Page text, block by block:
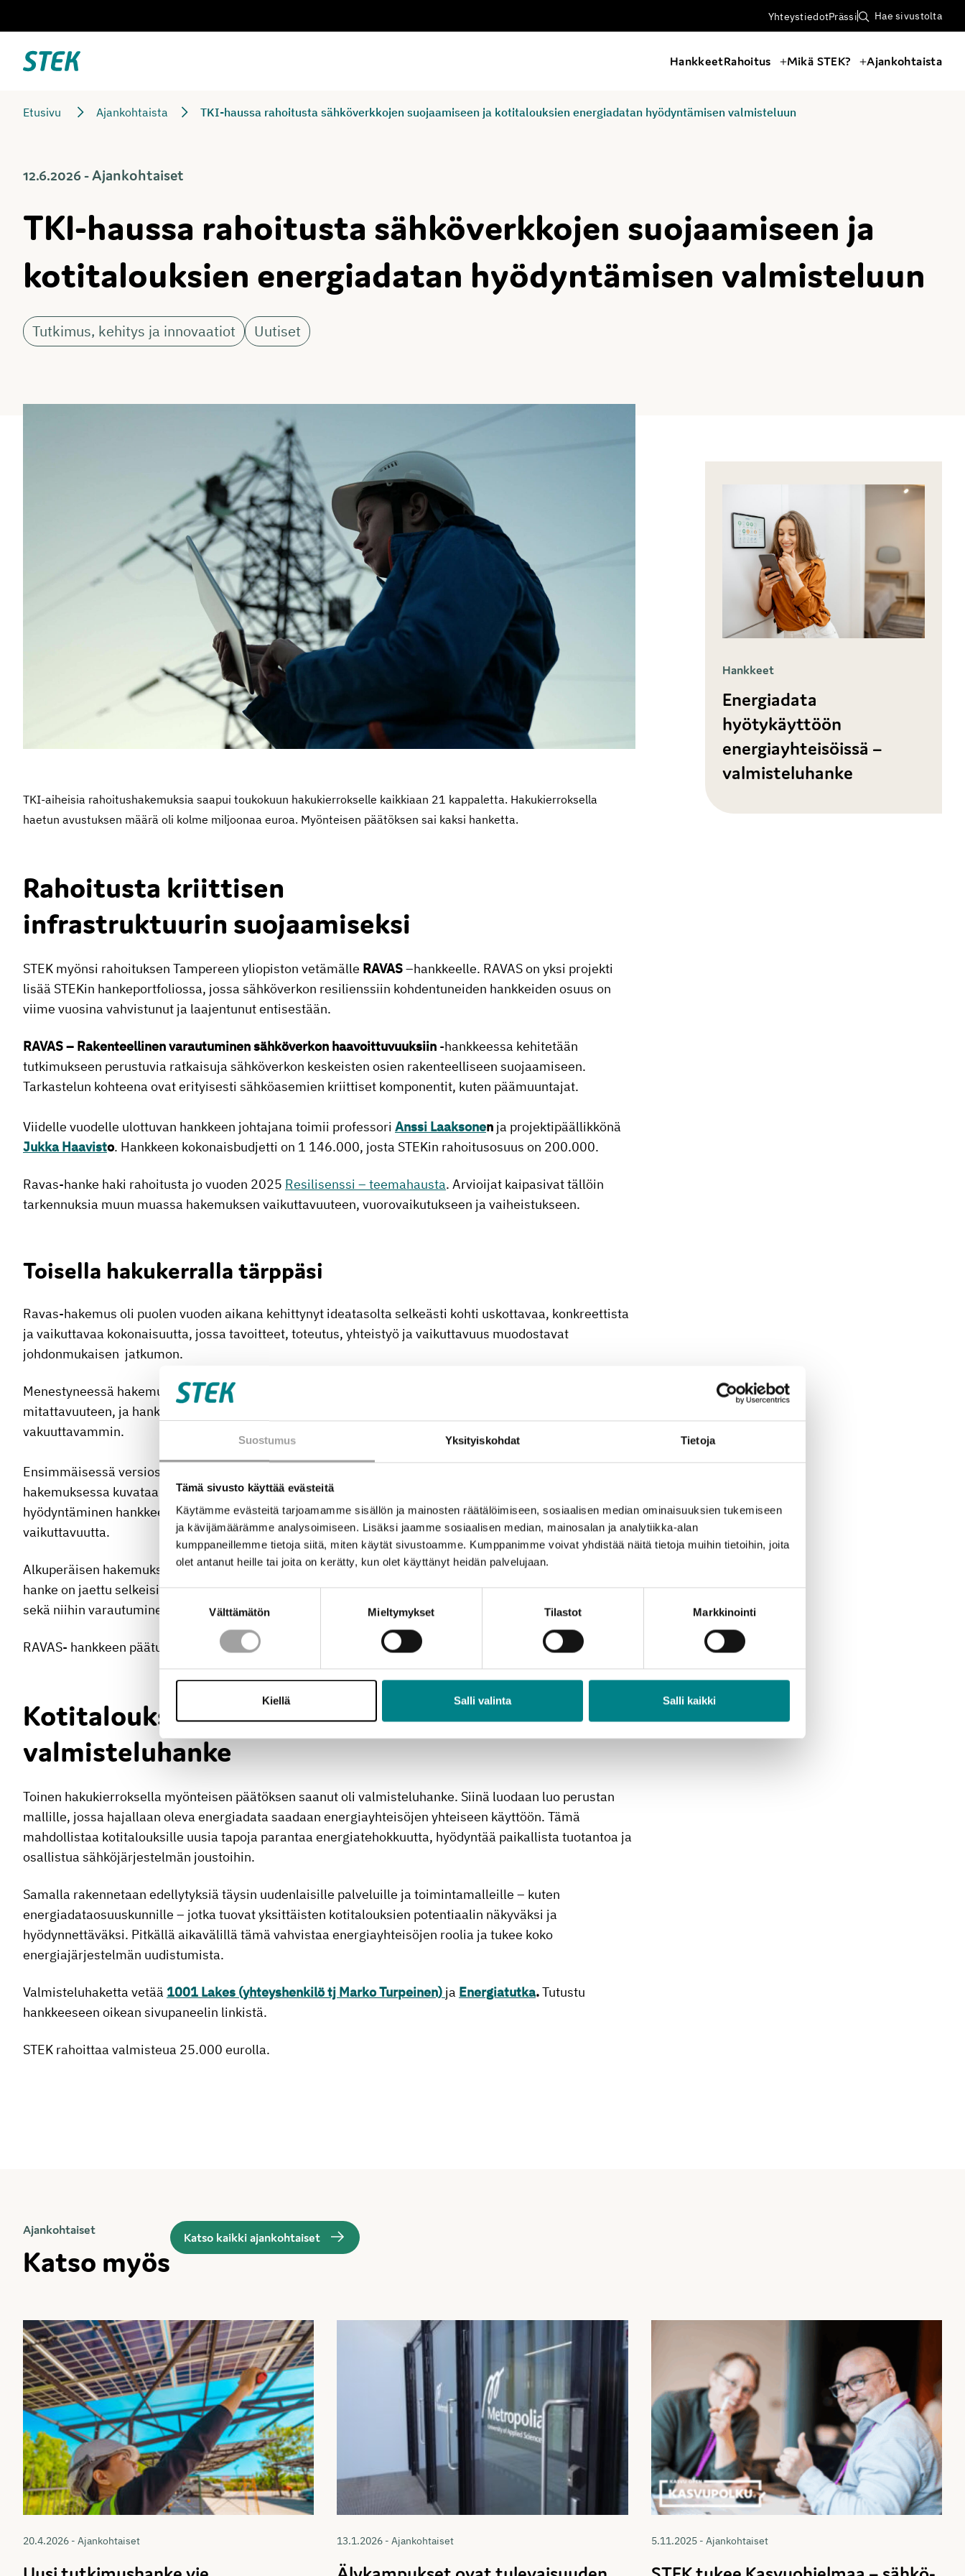
Suostumus Yksityiskohdat Tietoja
Tämä sivusto käyttää evästeitä
Käytämme evästeitä tarjoamamme sisällön ja mainosten räätälöimiseen, sosiaalisen median ominaisuuksien tukemiseen
ja kävijämäärämme analysoimiseen. Lisäksi jaamme sosiaalisen median, mainosalan ja analytiikka-alan
kumppaneillemme tietoja siitä, miten käytät sivustoamme. Kumppanimme voivat yhdistää näitä tietoja muihin tietoihin, joita
olet antanut heille tai joita on kerätty, kun olet käyttänyt heidän palvelujaan.
valinta
Välttämätön Mieltymykset Tilastot Markkinointi
Kiellä Salli valinta Salli kaikki
suoraan
sisältöön
YhteystiedotPrässi Hae sivustolta
Stek HankkeetRahoitus Mikä STEK? Ajankohtaista
Etusivu Ajankohtaista TKI-haussa rahoitusta sähköverkkojen suojaamiseen ja kotitalouksien energiadatan hyödyntämisen valmisteluun
12.6.2026 - Ajankohtaiset
TKI-haussa rahoitusta sähköverkkojen suojaamiseen ja
kotitalouksien energiadatan hyödyntämisen valmisteluun
Tutkimus, kehitys ja innovaatiot Uutiset
TKI-aiheisia rahoitushakemuksia saapui toukokuun hakukierrokselle kaikkiaan 21 kappaletta. Hakukierroksella
haetun avustuksen määrä oli kolme miljoonaa euroa. Myönteisen päätöksen sai kaksi hanketta.
Rahoitusta kriittisen
infrastruktuurin suojaamiseksi
STEK myönsi rahoituksen Tampereen yliopiston vetämälle RAVAS–hankkeelle. RAVAS on yksi projekti
lisää STEKin hankeportfoliossa, jossa sähköverkon resilienssiin kohdentuneiden hankkeiden osuus on
viime vuosina vahvistunut ja laajentunut entisestään.
RAVAS – Rakenteellinen varautuminen sähköverkon haavoittuvuuksiin -hankkeessa kehitetään
tutkimukseen perustuvia ratkaisuja sähköverkon keskeisten osien rakenteelliseen suojaamiseen.
Tarkastelun kohteena ovat erityisesti sähköasemien kriittiset komponentit, kuten päämuuntajat.
Viidelle vuodelle ulottuvan hankkeen johtajana toimii professori Anssi Laaksonen ja projektipäällikkönä
Jukka Haavisto. Hankkeen kokonaisbudjetti on 1 146.000, josta STEKin rahoitusosuus on 200.000.
Ravas-hanke haki rahoitusta jo vuoden 2025 Resilisenssi – teemahausta. Arvioijat kaipasivat tällöin
tarkennuksia muun muassa hakemuksen vaikuttavuuteen, vuorovaikutukseen ja vaiheistukseen.
Toisella hakukerralla tärppäsi
Ravas-hakemus oli puolen vuoden aikana kehittynyt ideatasolta selkeästi kohti uskottavaa, konkreettista
ja vaikuttavaa kokonaisuutta, jossa tavoitteet, toteutus, yhteistyö ja vaikuttavuus muodostavat
johdonmukaisen jatkumon.
Menestyneessä hakemusversiossavaikuttavuus
mitattavuuteen, ja hankkeen yhteiskunnallinen merkitys sekä resilienssiä vahvistava vaikutus osoitettiin
vakuuttavammin.
Ensimmäisessä versiossa
hakemuksessa kuvataan selkeä kahdensuuntainen vuorovaikutus sidosryhmien kanssa, palautteen
hyödyntäminen hankkeen aikana sekä kansainvälinen yhteistyö, joka lisää hankkeen laatua ja
vaikuttavuutta.
Alkuperäisen hakemuksenvaiheistus, aikatauluja seurantakaipasivat hiomista Päivitetyssä versiossa
hanke on jaettu selkeisiin, seurattaviin osatavoitteisiin, aikataulu on realistinen ja joustava, ja myös riskit
sekä niihin varautuminen on huomioitu. Lisäksi tulosten jatkohyödyntäminen on nyt kuvattu uskottavasti.
RAVAS- hankkeen päätutkimusvaihe on käynnistymässä alkuvuodesta 2027.
Kotitalouksien energiadatan hyödyntämisen
valmisteluhanke
Toinen hakukierroksella myönteisen päätöksen saanut oli valmisteluhanke. Siinä luodaan luo perustan
mallille, jossa hajallaan oleva energiadata saadaan energiayhteisöjen yhteiseen käyttöön. Tämä
mahdollistaa kotitalouksille uusia tapoja parantaa energiatehokkuutta, hyödyntää paikallista tuotantoa ja
osallistua sähköjärjestelmän joustoihin.
Samalla rakennetaan edellytyksiä täysin uudenlaisille palveluille ja toimintamalleille – kuten
energiadataosuuskunnille – jotka tuovat yksittäisten kotitalouksien potentiaalin näkyväksi ja
hyödynnettäväksi. Pitkällä aikavälillä tämä vahvistaa energiayhteisöjen roolia ja tukee koko
energiajärjestelmän uudistumista.
Valmisteluhaketta vetää1001 Lakes (yhteyshenkilö tj Marko Turpeinen) ja Energiatutka.Tutustu
hankkeeseen oikean sivupaneelin linkistä.
STEK rahoittaa valmisteua 25.000 eurolla.
Hankkeet
Energiadata
hyötykäyttöön
energiayhteisöissä –
valmisteluhanke
Ajankohtaiset
Katso myös
Katso kaikki ajankohtaiset
20.4.2026 - Ajankohtaiset 13.1.2026 - Ajankohtaiset 5.11.2025 - Ajankohtaiset